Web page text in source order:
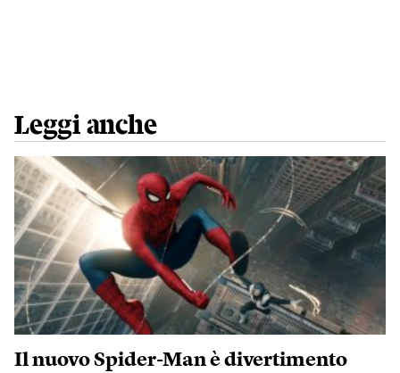
Leggi anche
Il nuovo Spider-Man è divertimento